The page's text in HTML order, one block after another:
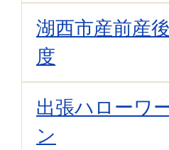
湖西市産前産
度
出張ハローワ
ン